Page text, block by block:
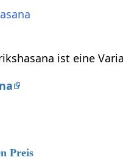
ist eine
Preis